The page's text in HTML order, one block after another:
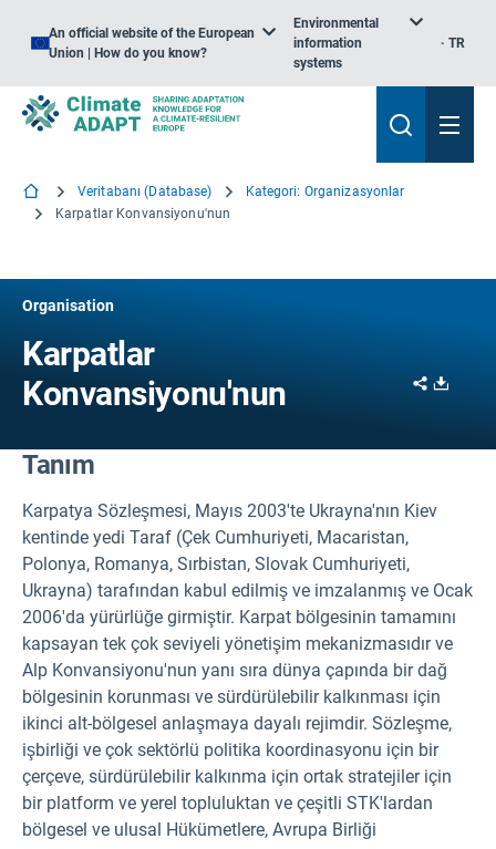
An official website of the European
Union | How do you know?
Environmental
information
systems
TR
Veritabanı (Database)
Kategori: Organizasyonlar
Karpatlar Konvansiyonu'nun
Organisation
Karpatlar
Konvansiyonu'nun
Share
Tanım
Karpatya Sözleşmesi, Mayıs 2003'te Ukrayna'nın Kiev
kentinde yedi Taraf (Çek Cumhuriyeti, Macaristan,
Polonya, Romanya, Sırbistan, Slovak Cumhuriyeti,
Ukrayna) tarafından kabul edilmiş ve imzalanmış ve Ocak
2006'da yürürlüğe girmiştir. Karpat bölgesinin tamamını
kapsayan tek çok seviyeli yönetişim mekanizmasıdır ve
Alp Konvansiyonu'nun yanı sıra dünya çapında bir dağ
bölgesinin korunması ve sürdürülebilir kalkınması için
ikinci alt-bölgesel anlaşmaya dayalı rejimdir. Sözleşme,
işbirliği ve çok sektörlü politika koordinasyonu için bir
çerçeve, sürdürülebilir kalkınma için ortak stratejiler için
bir platform ve yerel topluluktan ve çeşitli STK'lardan
bölgesel ve ulusal Hükümetlere, Avrupa Birliği